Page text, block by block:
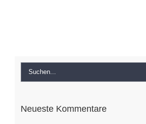
Suche
nach:
Neueste Kommentare